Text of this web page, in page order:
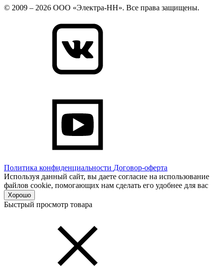
© 2009 – 2026 ООО «Электра-НН». Все права защищены.
Политика конфиденциальности Договор-оферта
Используя данный сайт, вы даете согласие на использование
файлов cookie, помогающих нам сделать его удобнее для вас
Хорошо
Быстрый просмотр товара